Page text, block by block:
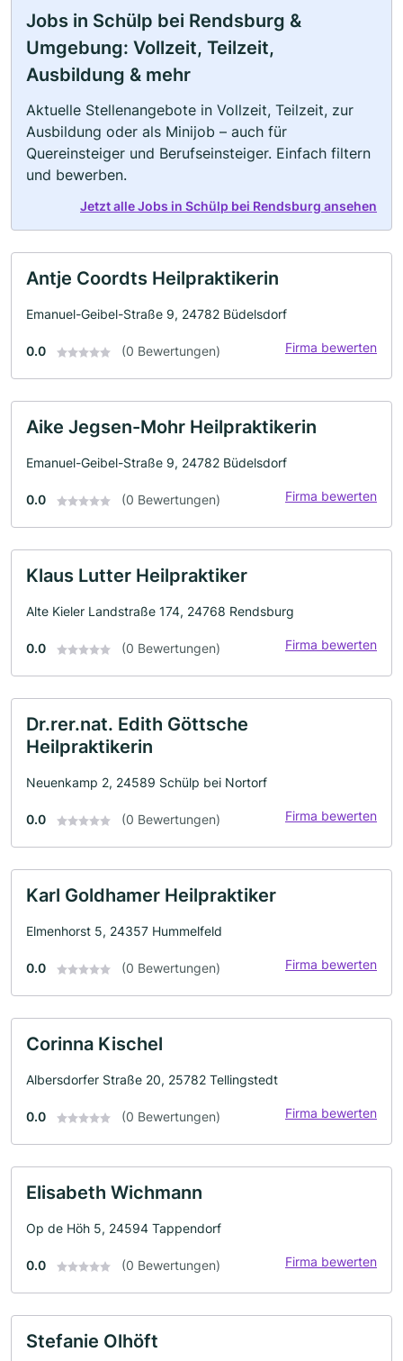
Jobs in Schülp bei Rendsburg &
Umgebung: Vollzeit, Teilzeit,
Ausbildung & mehr
Aktuelle Stellenangebote in Vollzeit, Teilzeit, zur
Ausbildung oder als Minijob – auch für
Quereinsteiger und Berufseinsteiger. Einfach filtern
und bewerben.
Jetzt alle Jobs in Schülp bei Rendsburg ansehen
Antje Coordts Heilpraktikerin
Emanuel-Geibel-Straße 9, 24782 Büdelsdorf
0.0 (0 Bewertungen) Firma bewerten
Aike Jegsen-Mohr Heilpraktikerin
Emanuel-Geibel-Straße 9, 24782 Büdelsdorf
0.0 (0 Bewertungen) Firma bewerten
Klaus Lutter Heilpraktiker
Alte Kieler Landstraße 174, 24768 Rendsburg
0.0 (0 Bewertungen) Firma bewerten
Dr.rer.nat. Edith Göttsche
Heilpraktikerin
Neuenkamp 2, 24589 Schülp bei Nortorf
0.0 (0 Bewertungen) Firma bewerten
Karl Goldhamer Heilpraktiker
Elmenhorst 5, 24357 Hummelfeld
0.0 (0 Bewertungen) Firma bewerten
Corinna Kischel
Albersdorfer Straße 20, 25782 Tellingstedt
0.0 (0 Bewertungen) Firma bewerten
Elisabeth Wichmann
Op de Höh 5, 24594 Tappendorf
0.0 (0 Bewertungen) Firma bewerten
Stefanie Olhöft